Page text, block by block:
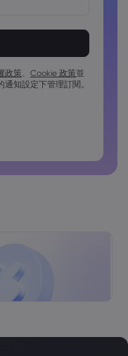
政策、 Cookie 政策並
知設定下管理訂閱。